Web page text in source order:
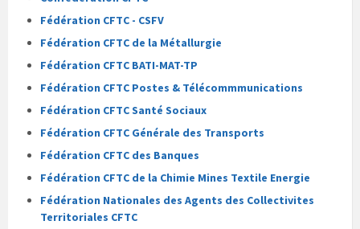
Fédération CFTC - CSFV
Fédération CFTC de la Métallurgie
Fédération CFTC BATI-MAT-TP
Fédération CFTC Postes & Télécommmunications
Fédération CFTC Santé Sociaux
Fédération CFTC Générale des Transports
Fédération CFTC des Banques
Fédération CFTC de la Chimie Mines Textile Energie
Fédération Nationales des Agents des Collectivites
Territoriales CFTC